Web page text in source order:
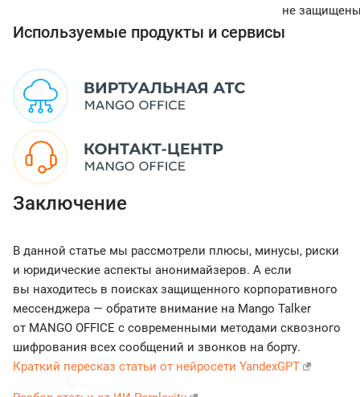
не
Используемые продукты и сервисы
Заключение
В данной статье мы рассмотрели плюсы, минусы, риски
и юридические аспекты анонимайзеров. А если
вы находитесь в поисках защищенного корпоративного
мессенджера — обратите внимание на Mango Talker
от MANGO OFFICE с современными методами сквозного
шифрования всех сообщений и звонков на борту.
Краткий пересказ статьи от нейросети YandexGPT